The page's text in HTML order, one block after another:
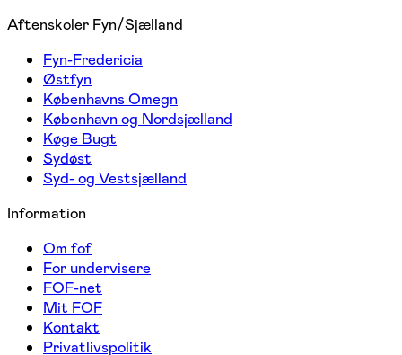
Aftenskoler Fyn/Sjælland
Fyn-Fredericia
Østfyn
Københavns Omegn
København og Nordsjælland
Køge Bugt
Sydøst
Syd- og Vestsjælland
Information
Om fof
For undervisere
FOF-net
Mit FOF
Kontakt
Privatlivspolitik